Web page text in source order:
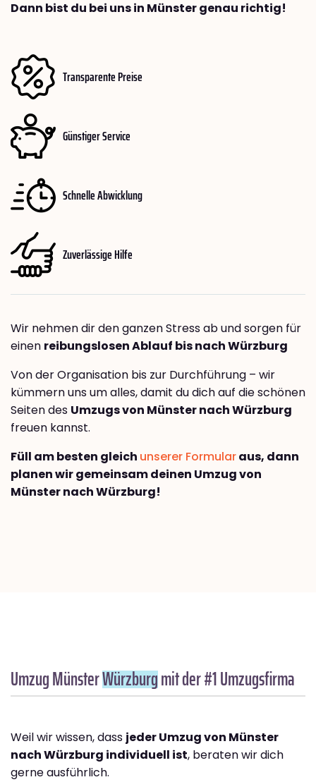
Dann bist du bei uns in Münster genau richtig!
Transparente Preise
Günstiger Service
Schnelle Abwicklung
Zuverlässige Hilfe
Wir nehmen dir den ganzen Stress ab und sorgen für
einen reibungslosen Ablauf bis nach Würzburg
Von der Organisation bis zur Durchführung – wir
kümmern uns um alles, damit du dich auf die schönen
Seiten des Umzugs von Münster nach Würzburg
freuen kannst.
Füll am besten gleich unserer Formularaus, dann
planen wir gemeinsam deinen Umzug von
Münster nach Würzburg!
Umzug MünsterWürzburgmit der #1 Umzugsfirma
Weil wir wissen, dass jeder Umzug von Münster
nach Würzburg individuell ist, beraten wir dich
gerne ausführlich.